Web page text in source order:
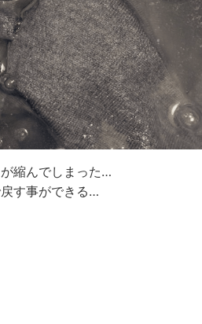
縮んでしまった…
す事ができる…